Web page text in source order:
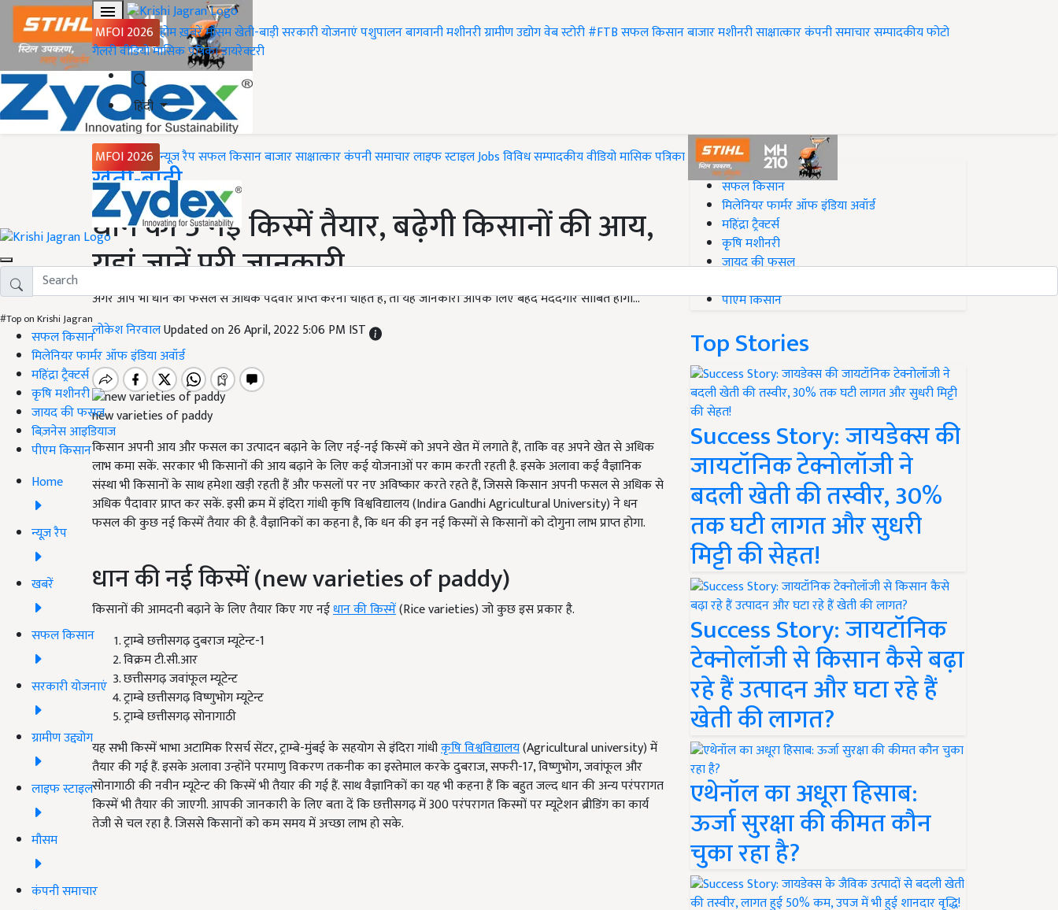
MFOI 2026 होमख़बरेंमौसमखेती-बाड़ीसरकारी योजनाएंपशुपालनबागवानीमशीनरीग्रामीण उद्योगवेब स्टोरी#FTBसफल किसानबाजारमशीनरीसाक्षात्कारकंपनी समाचारसम्पादकीयफोटो
गैलरीवीडियोमासिक पत्रिकाडायरेक्टरी
हिंदी
MFOI 2026 न्यूज़ रैपसफल किसानबाजारसाक्षात्कारकंपनी समाचारलाइफ स्टाइलJobsविविधसम्पादकीयवीडियोमासिक पत्रिका
#Top on Krishi Jagran
सफल किसान
मिलेनियर फार्मर ऑफ इंडिया अवॉर्ड
महिंद्रा ट्रैक्टर्स
कृषि मशीनरी
जायद की फसल
बिज़नेस आइडियाज
पीएम किसान
Home
न्यूज़ रैप
खबरें
सफल किसान
सरकारी योजनाएं
ग्रामीण उद्द्योग
लाइफ स्टाइल
मौसम
कंपनी समाचार
Home
खेती-बाड़ी
धान की 5 नई किस्में तैयार, बढ़ेगी किसानों की आय,
यहां जानें पूरी जानकारी
अगर आप भी धान की फसल से अधिक पैदवार प्राप्त करना चाहते हैं, तो यह जानकारी आपके लिए बेहद मददगार साबित होगी...
लोकेश निरवालUpdated on 26 April, 2022 5:06 PM IST
new varieties of paddy
किसान अपनी आय और फसल का उत्पादन बढ़ाने के लिए नई-नई किस्में को अपने खेत में लगाते हैं, ताकि वह अपने खेत से अधिक
लाभ कमा सकें. सरकार भी किसानों की आय बढ़ाने के लिए कई योजनाओं पर काम करती रहती है. इसके अलावा कई वैज्ञानिक
संस्था भी किसानों के साथ हमेशा खड़ी रहती हैं और फसलों पर नए अविष्कार करते रहते हैं, जिससे किसान अपनी फसल से अधिक से
अधिक पैदावार प्राप्त कर सकें. इसी क्रम में इंदिरा गांधी कृषि विश्वविद्यालय (Indira Gandhi Agricultural University) ने धन
फसल की कुछ नई किस्में तैयार की है. वैज्ञानिकों का कहना है, कि धन की इन नई किस्मों से किसानों को दोगुना लाभ प्राप्त होगा.
धान की नई किस्में (new varieties of paddy)
किसानों की आमदनी बढ़ाने के लिए तैयार किए गए नईधान की किस्में(Rice varieties) जो कुछ इस प्रकार है.
ट्राम्बे छत्तीसगढ़ दुबराज म्यूटेन्ट-1
विक्रम टी.सी.आर
छत्तीसगढ़ जवांफूल म्यूटेन्ट
ट्राम्बे छत्तीसगढ़ विष्णुभोग म्यूटेन्ट
ट्राम्बे छत्तीसगढ़ सोनागाठी
यह सभी किस्में भाभा अटामिक रिसर्च सेंटर, ट्राम्बे-मुंबई के सहयोग से इंदिरा गांधीकृषि विश्वविद्यालय(Agricultural university) में
तैयार की गई हैं. इसके अलावा उन्होंने परमाणु विकरण तकनीक का इस्तेमाल करके दुबराज, सफरी-17, विष्णुभोग, जवांफूल और
सोनागाठी की नवीन म्यूटेन्ट की किस्में भी तैयार की गई हैं. साथ वैज्ञानिकों का यह भी कहना हैं कि बहुत जल्द धान की अन्य परंपरागत
किस्में भी तैयार की जाएगी. आपकी जानकारी के लिए बता दें कि छत्तीसगढ़ में 300 परंपरागत किस्मों पर म्यूटेशन ब्रीडिंग का कार्य
तेजी से चल रहा है. जिससे किसानों को कम समय में अच्छा लाभ हो सके.
#Top on Krishi Jagran
सफल किसान
मिलेनियर फार्मर ऑफ इंडिया अवॉर्ड
महिंद्रा ट्रैक्टर्स
कृषि मशीनरी
जायद की फसल
पीएम किसान
Top Stories
Success Story: जायडेक्स की
जायटॉनिक टेक्नोलॉजी ने
बदली खेती की तस्वीर, 30%
तक घटी लागत और सुधरी
मिट्टी की सेहत!
Success Story: जायटॉनिक
टेक्नोलॉजी से किसान कैसे बढ़ा
रहे हैं उत्पादन और घटा रहे हैं
खेती की लागत?
एथेनॉल का अधूरा हिसाब:
ऊर्जा सुरक्षा की कीमत कौन
चुका रहा है?